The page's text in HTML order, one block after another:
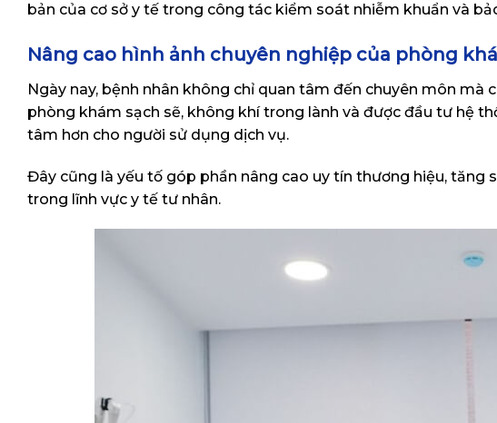
bản của cơ sở y tế trong công tác kiểm soát nhiễm khuẩn và
Nâng cao hình ảnh chuyên nghiệp của phòng
Ngày nay, bệnh nhân không chỉ quan tâm đến chuyên môn
phòng khám sạch sẽ, không khí trong lành và được đầu tư hệ
tâm hơn cho người sử dụng dịch vụ.
Đây cũng là yếu tố góp phần nâng cao uy tín thương hiệu, tăng
trong lĩnh vực y tế tư nhân.